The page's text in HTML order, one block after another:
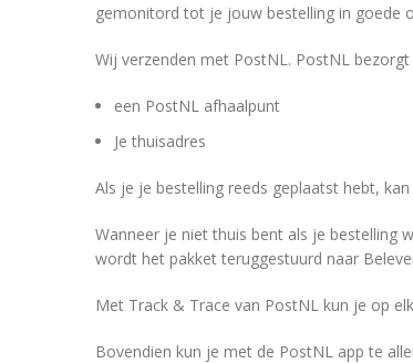
gemonitord tot je jouw bestelling in goede
Wij verzenden met PostNL. PostNL
een PostNL afhaalpunt
Je thuisadres
Als je je bestelling reeds geplaatst hebt,
Wanneer je niet thuis bent als je bestelling
wordt het pakket teruggestuurd naar
Met Track & Trace van PostNL kun je op
Bovendien kun je met de PostNL app te